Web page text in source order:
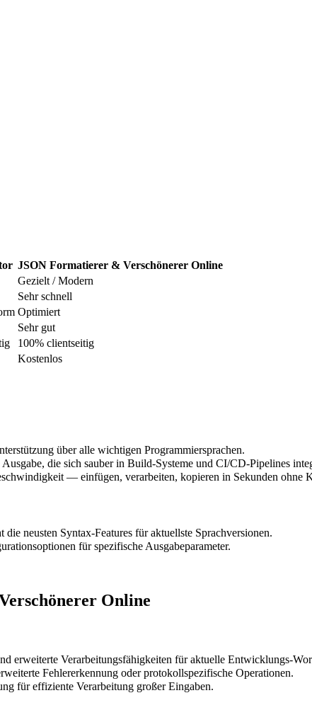
JSON Formatierer & Verschönerer Online
Gezielt / Modern
Sehr schnell
Optimiert
Sehr gut
100% clientseitig
Kostenlos
über alle wichtigen Programmiersprachen.
Ausgabe, die sich sauber in Build-Systeme und CI/CD-Pipelines
— einfügen, verarbeiten, kopieren in Sekunden ohne
neusten Syntax-Features für aktuellste Sprachversionen.
für spezifische Ausgabeparameter.
Online
erweiterte Verarbeitungsfähigkeiten für aktuelle Entwicklungs-
Fehlererkennung oder protokollspezifische Operationen.
für effiziente Verarbeitung großer Eingaben.